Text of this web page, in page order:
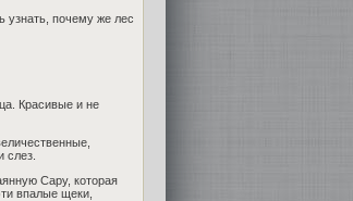
узнать, почему же лес
Красивые и не
слез.
Сару, которая
впалые щеки,